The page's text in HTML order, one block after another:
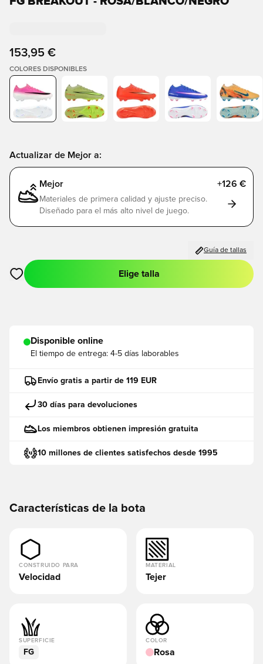
153,95 €
COLORES DISPONIBLES
Actualizar de Mejor a:
Mejor +126 €
Materiales de primera calidad y ajuste preciso.
Diseñado para el más alto nivel de juego.
Guía de tallas
Abre un modal para iniciar sesión o registrarse como miembro
Elige talla
Disponible online
El tiempo de entrega: 4-5 días laborables
Envío gratis a partir de 119 EUR
30 días para devoluciones
Los miembros obtienen impresión gratuita
10 millones de clientes satisfechos desde 1995
Características de la bota
CONSTRUIDO PARA
Velocidad
MATERIAL
Tejer
SUPERFICIE
FG
COLOR
Rosa